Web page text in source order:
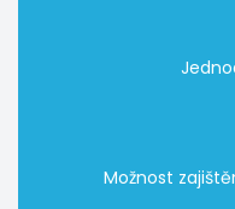
Možnost